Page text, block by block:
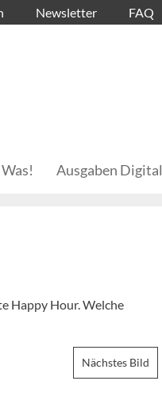
Newsletter FAQ
Ausgaben Digital
Happy Hour. Welche
Nächstes Bild